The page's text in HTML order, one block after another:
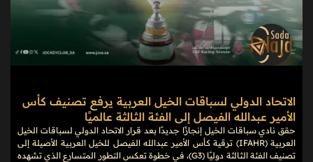
الاتحاد الدولي لسباقات الخيل العربية يرفع تصنيف كأس
الأمير عبدالله الفيصل إلى الفئة الثالثة عالميًا
حقق نادي سباقات الخيل إنجازًا جديدًا بعد قرار الاتحاد الدولي لسباقات الخيل
العربية (IFAHR) ترقية كأس الأمير عبدالله الفيصل للخيل العربية الأصيلة إلى
تصنيف الفئة الثالثة دوليًا (G3)، في خطوة تعكس التطور المتسارع الذي تشهده